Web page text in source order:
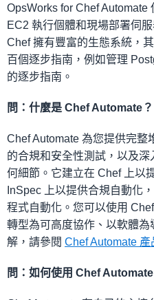
OpsWorks for Chef Automate
EC2 執行個體和現場部署伺
Chef 擁有豐富的生態系統，
百個逐步指南，例如管理
的逐步指南。
問：什麼是 Chef Automate？
Chef Automate 為您提供完整
的合規和安全性測試，以及
何細節。它建立在 Chef 上以
InSpec 上以提供合規自動化
程式自動化。您可以使用
轉型為可高度協作、以軟體
解，請參閱 Chef Automate
問：如何使用 Chef Automate